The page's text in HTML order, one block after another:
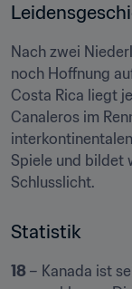
Nach zwei
noch Hoffnung
Costa Rica liegt
Canaleros im
Spiele und bildet
Schlusslicht.
Statistik
18 – Kanada ist